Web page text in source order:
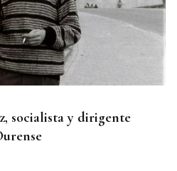
socialista y dirigente